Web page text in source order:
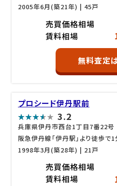
2005年6月(築21年) | 45戸
売買価格相場
賃料相場
無料査定
プロシード伊丹駅前
3.2
兵庫県伊丹市西台1丁目7番22号
阪急伊丹線「伊丹駅」より徒歩で1
1998年3月(築28年) | 21戸
売買価格相場
賃料相場